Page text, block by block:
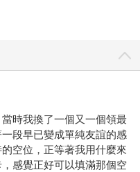
時我換了一個又一個領最
段早已變成單純友誼的感
空位，正等著我用什麼來
感覺正好可以填滿那個空